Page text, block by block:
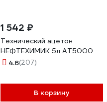
1 542 ₽
Технический ацетон
НЕФТЕХИМИК 5л АТ5000
4.6(207)
В корзину